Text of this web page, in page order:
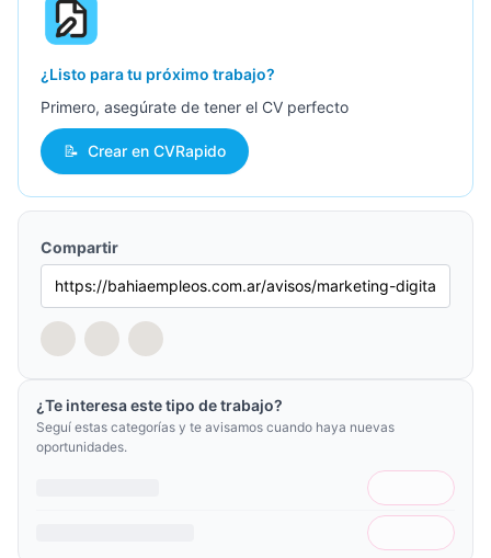
¿Listo para tu próximo trabajo?
Primero, asegúrate de tener el CV perfecto
📝 Crear en CVRapido
Compartir
¿Te interesa este tipo de trabajo?
Seguí estas categorías y te avisamos cuando haya nuevas
oportunidades.